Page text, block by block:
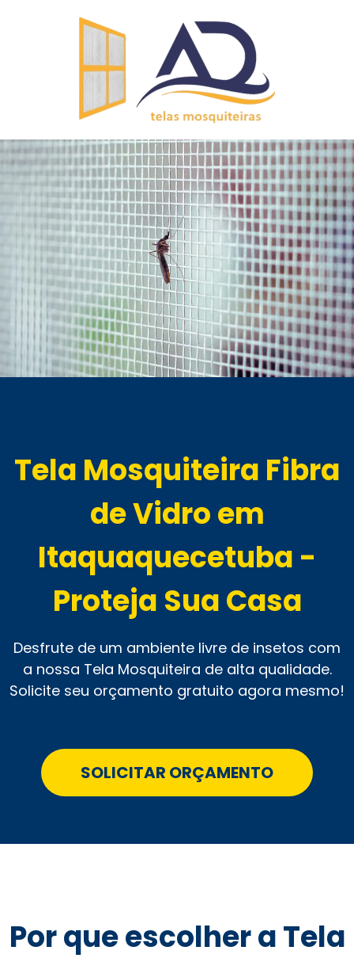
Tela Mosquiteira Fibra
de Vidro em
Itaquaquecetuba -
Proteja Sua Casa
Desfrute de um ambiente livre de insetos com
a nossa Tela Mosquiteira de alta qualidade.
Solicite seu orçamento gratuito agora mesmo!
SOLICITAR ORÇAMENTO
Por que escolher a Tela